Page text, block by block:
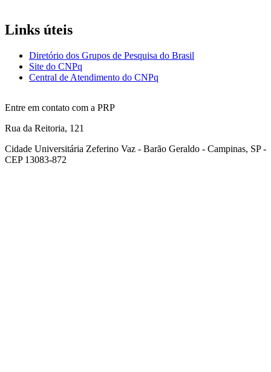
Links úteis
Diretório dos Grupos de Pesquisa do Brasil
Site do CNPq
Central de Atendimento do CNPq
Entre em contato com a PRP
Rua da Reitoria, 121
Cidade Universitária Zeferino Vaz - Barão Geraldo - Campinas, SP -
CEP 13083-872